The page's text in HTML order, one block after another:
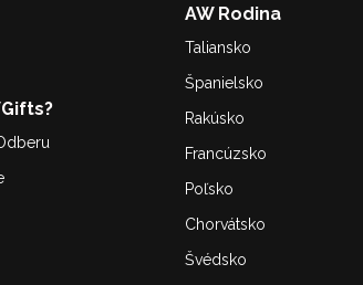
AW Rodina
Taliansko
Španielsko
Rakúsko
Francúzsko
Poľsko
Chorvátsko
Švédsko